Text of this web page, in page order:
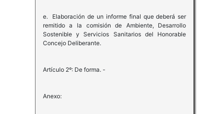
e. Elaboración de un informe final que deberá ser
remitido a la comisión de Ambiente, Desarrollo
Sostenible y Servicios Sanitarios del Honorable
Concejo Deliberante.
Artículo 2º: De forma. -
Anexo: